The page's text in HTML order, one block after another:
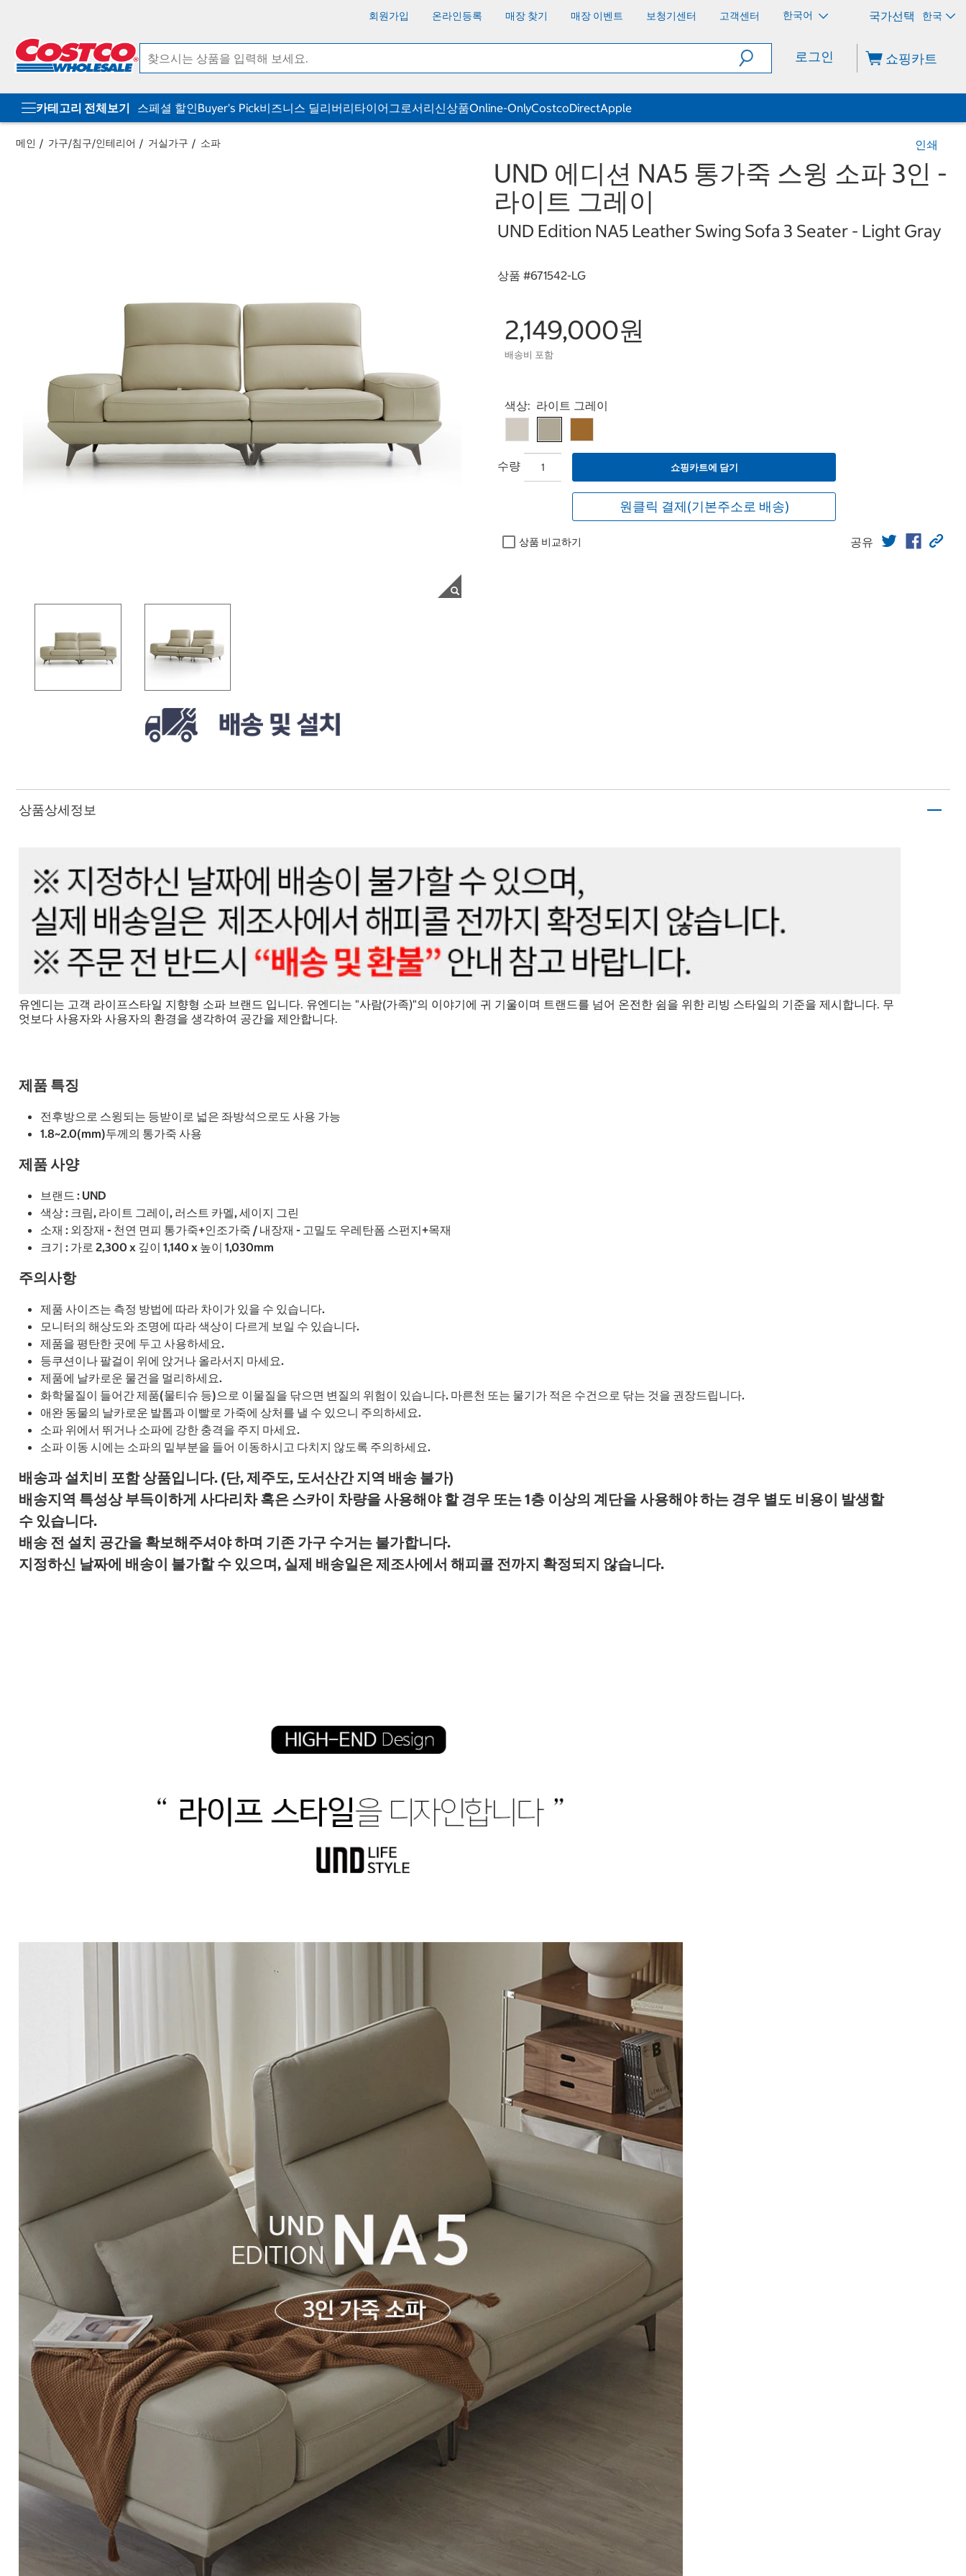
회원가입 온라인등록 매장 찾기 매장 이벤트 보청기센터 고객센터 한국어 한국
로그인 쇼핑카트
카테고리 전체보기 스페셜 할인Buyer's Pick비즈니스 딜리버리타이어그로서리신상품Online-OnlyCostcoDirectApple
메인 가구/침구/인테리어 거실가구 소파 인쇄
UND 에디션 NA5 통가죽 스윙 소파 3인 -
라이트 그레이
UND Edition NA5 Leather Swing Sofa 3 Seater - Light Gray
상품 #671542-LG
2,149,000원
배송비 포함
Select product
색상: 라이트 그레이
수량 쇼핑카트에 담기
원클릭 결제(기본주소로 배송)
상품 비교하기 공유
상품상세정보
유엔디는 고객 라이프스타일 지향형 소파 브랜드 입니다. 유엔디는 "사람(가족)"의 이야기에 귀 기울이며 트랜드를 넘어 온전한 쉼을 위한 리빙 스타일의 기준을 제시합니다. 무
엇보다 사용자와 사용자의 환경을 생각하여 공간을 제안합니다.
제품 특징
전후방으로 스윙되는 등받이로 넓은 좌방석으로도 사용 가능
1.8~2.0(mm)두께의 통가죽 사용
제품 사양
브랜드 : UND
색상 : 크림, 라이트 그레이, 러스트 카멜, 세이지 그린
소재 : 외장재 - 천연 면피 통가죽+인조가죽 / 내장재 - 고밀도 우레탄폼 스펀지+목재
크기 : 가로 2,300 x 깊이 1,140 x 높이 1,030mm
주의사항
제품 사이즈는 측정 방법에 따라 차이가 있을 수 있습니다.
모니터의 해상도와 조명에 따라 색상이 다르게 보일 수 있습니다.
제품을 평탄한 곳에 두고 사용하세요.
등쿠션이나 팔걸이 위에 앉거나 올라서지 마세요.
제품에 날카로운 물건을 멀리하세요.
화학물질이 들어간 제품(물티슈 등)으로 이물질을 닦으면 변질의 위험이 있습니다. 마른천 또는 물기가 적은 수건으로 닦는 것을 권장드립니다.
애완 동물의 날카로운 발톱과 이빨로 가죽에 상처를 낼 수 있으니 주의하세요.
소파 위에서 뛰거나 소파에 강한 충격을 주지 마세요.
소파 이동 시에는 소파의 밑부분을 들어 이동하시고 다치지 않도록 주의하세요.
배송과 설치비 포함 상품입니다. (단, 제주도, 도서산간 지역 배송 불가)
배송지역 특성상 부득이하게 사다리차 혹은 스카이 차량을 사용해야 할 경우 또는 1층 이상의 계단을 사용해야 하는 경우 별도 비용이 발생할
수 있습니다.
배송 전 설치 공간을 확보해주셔야 하며 기존 가구 수거는 불가합니다.
지정하신 날짜에 배송이 불가할 수 있으며, 실제 배송일은 제조사에서 해피콜 전까지 확정되지 않습니다.